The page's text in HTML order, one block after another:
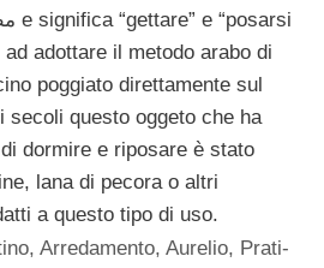
adottare il metodo arabo di
poggiato direttamente sul
secoli questo oggeto che ha
dormire e riposare è stato
lana di pecora o altri
a questo tipo di uso.
,Arredamento,Aurelio, Prati-